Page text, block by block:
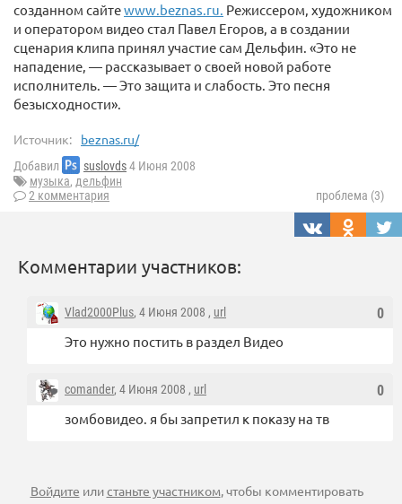
созданном сайтеwww.beznas.ru. Режиссером, художником
и оператором видео стал Павел Егоров, а в создании
сценария клипа принял участие сам Дельфин. «Это не
нападение, — рассказывает о своей новой работе
исполнитель. — Это защита и слабость. Это песня
безысходности».
Источник: beznas.ru/
Добавил suslovds4 Июня 2008
музыка, дельфин
2 комментария
проблема (3)
Комментарии участников:
0
Vlad2000Plus, 4 Июня 2008 , url
Это нужно постить в раздел Видео
0
comander, 4 Июня 2008 , url
зомбовидео. я бы запретил к показу на тв
Войдите илистаньте участником, чтобы комментировать